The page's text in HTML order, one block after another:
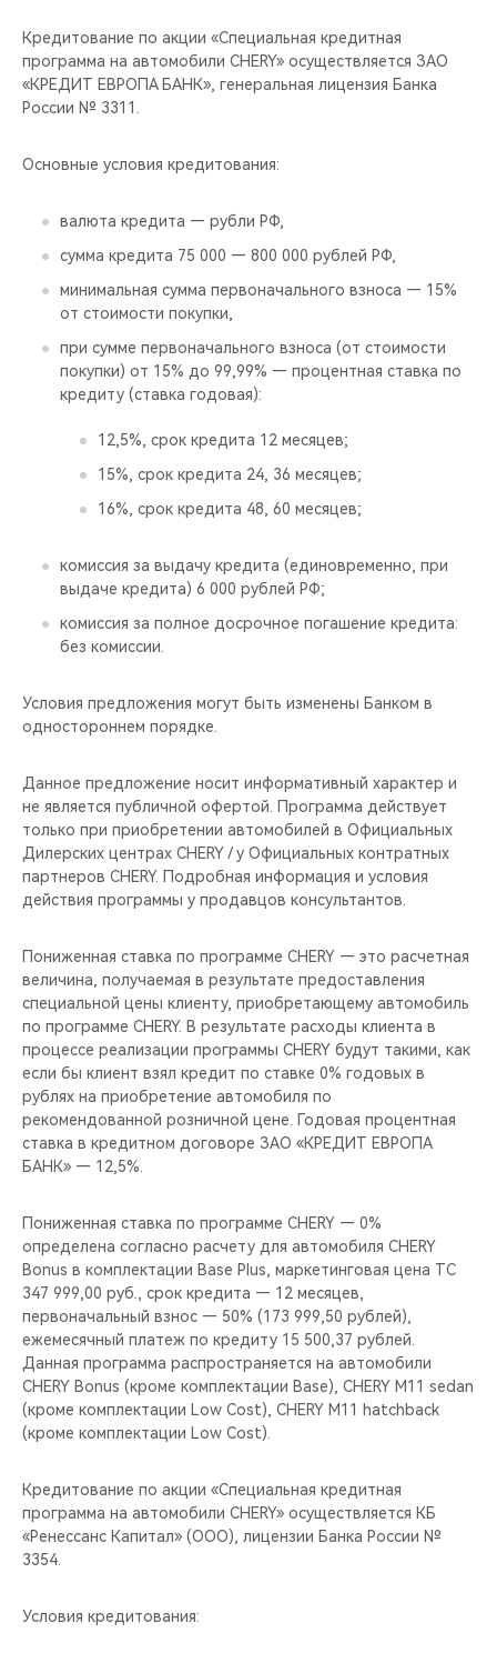
Кредитование по акции «Специальная кредитная
программа на автомобили CHERY» осуществляется ЗАО
«КРЕДИТ ЕВРОПА БАНК», генеральная лицензия Банка
России № 3311.
Основные условия кредитования:
валюта кредита — рубли РФ,
сумма кредита 75 000 — 800 000 рублей РФ,
минимальная сумма первоначального взноса — 15%
от стоимости покупки,
при сумме первоначального взноса (от стоимости
покупки) от 15% до 99,99% — процентная ставка по
кредиту (ставка годовая):
12,5%, срок кредита 12 месяцев;
15%, срок кредита 24, 36 месяцев;
16%, срок кредита 48, 60 месяцев;
комиссия за выдачу кредита (единовременно, при
выдаче кредита) 6 000 рублей РФ;
комиссия за полное досрочное погашение кредита:
без комиссии.
Условия предложения могут быть изменены Банком в
одностороннем порядке.
Данное предложение носит информативный характер и
не является публичной офертой. Программа действует
только при приобретении автомобилей в Официальных
Дилерских центрах CHERY / у Официальных контратных
партнеров CHERY. Подробная информация и условия
действия программы у продавцов консультантов.
Пониженная ставка по программе CHERY — это расчетная
величина, получаемая в результате предоставления
специальной цены клиенту, приобретающему автомобиль
по программе CHERY. В результате расходы клиента в
процессе реализации программы CHERY будут такими, как
если бы клиент взял кредит по ставке 0% годовых в
рублях на приобретение автомобиля по
рекомендованной розничной цене. Годовая процентная
ставка в кредитном договоре ЗАО «КРЕДИТ ЕВРОПА
БАНК» — 12,5%.
Пониженная ставка по программе CHERY — 0%
определена согласно расчету для автомобиля CHERY
Bonus в комплектации Base Plus, маркетинговая цена ТС
347 999,00 руб., срок кредита — 12 месяцев,
первоначальный взнос — 50% (173 999,50 рублей),
ежемесячный платеж по кредиту 15 500,37 рублей.
Данная программа распространяется на автомобили
CHERY Bonus (кроме комплектации Base), CHERY M11 sedan
(кроме комплектации Low Cost), CHERY M11 hatchback
(кроме комплектации Low Cost).
Кредитование по акции «Специальная кредитная
программа на автомобили CHERY» осуществляется КБ
«Ренессанс Капитал» (ООО), лицензии Банка России №
3354.
Условия кредитования: